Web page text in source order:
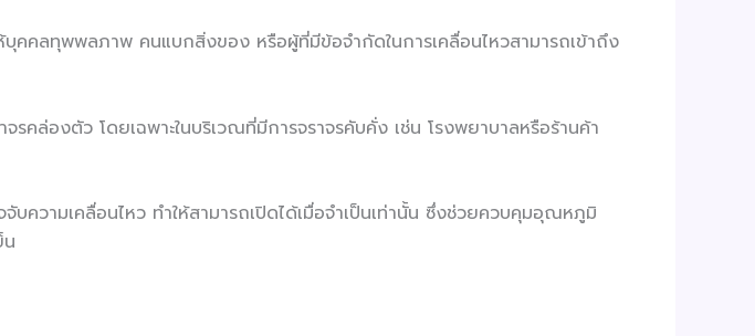
บุคคลทุพพลภาพ คนแบกสิ่งของ หรือผู้ที่มีข้อจำกัดในการเคลื่อนไหวสามารถเข้าถึง
รคล่องตัว โดยเฉพาะในบริเวณที่มีการจราจรคับคั่ง เช่น โรงพยาบาลหรือร้านค้า
บความเคลื่อนไหว ทำให้สามารถเปิดได้เมื่อจำเป็นเท่านั้น ซึ่งช่วยควบคุมอุณหภูมิ